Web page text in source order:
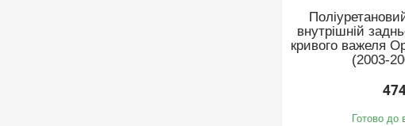
внутрішній
кривого важеля
(2003-
Готово до